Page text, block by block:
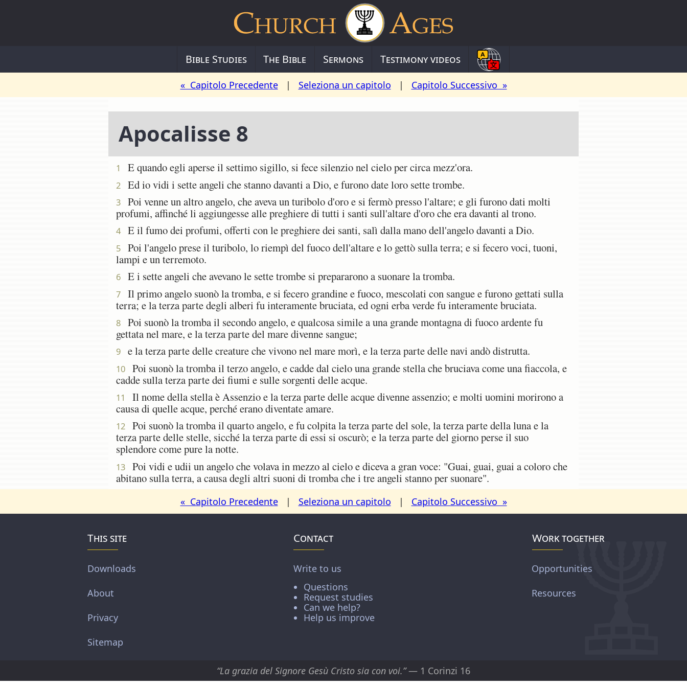
Bible Studies The Bible Sermons Testimony videos
« Capitolo Precedente| Seleziona un capitolo | Capitolo Successivo »
Apocalisse 8
1 E quando egli aperse il settimo sigillo, si fece silenzio nel cielo per circa mezz'ora.
2 Ed io vidi i sette angeli che stanno davanti a Dio, e furono date loro sette trombe.
3
Poi venne un altro angelo, che aveva un turibolo d'oro e si fermò presso l'altare; e gli furono dati molti
profumi, affinché li aggiungesse alle preghiere di tutti i santi sull'altare d'oro che era davanti al trono.
4 E il fumo dei profumi, offerti con le preghiere dei santi, salì dalla mano dell'angelo davanti a Dio.
5
Poi l'angelo prese il turibolo, lo riempì del fuoco dell'altare e lo gettò sulla terra; e si fecero voci, tuoni,
lampi e un terremoto.
6 E i sette angeli che avevano le sette trombe si prepararono a suonare la tromba.
7
Il primo angelo suonò la tromba, e si fecero grandine e fuoco, mescolati con sangue e furono gettati sulla
terra; e la terza parte degli alberi fu interamente bruciata, ed ogni erba verde fu interamente bruciata.
8
Poi suonò la tromba il secondo angelo, e qualcosa simile a una grande montagna di fuoco ardente fu
gettata nel mare, e la terza parte del mare divenne sangue;
9 e la terza parte delle creature che vivono nel mare morì, e la terza parte delle navi andò distrutta.
10
Poi suonò la tromba il terzo angelo, e cadde dal cielo una grande stella che bruciava come una fiaccola, e
cadde sulla terza parte dei fiumi e sulle sorgenti delle acque.
11
Il nome della stella è Assenzio e la terza parte delle acque divenne assenzio; e molti uomini morirono a
causa di quelle acque, perché erano diventate amare.
12
Poi suonò la tromba il quarto angelo, e fu colpita la terza parte del sole, la terza parte della luna e la
terza parte delle stelle, sicché la terza parte di essi si oscurò; e la terza parte del giorno perse il suo
splendore come pure la notte.
13
Poi vidi e udii un angelo che volava in mezzo al cielo e diceva a gran voce: "Guai, guai, guai a coloro che
abitano sulla terra, a causa degli altri suoni di tromba che i tre angeli stanno per suonare".
« Capitolo Precedente| Seleziona un capitolo | Capitolo Successivo »
This site
Downloads
About
Privacy
Sitemap
Contact
Write to us
Questions
Request studies
Can we help?
Help us improve
Work together
Opportunities
Resources
“La grazia del Signore Gesù Cristo sia con voi.”— 1 Corinzi 16